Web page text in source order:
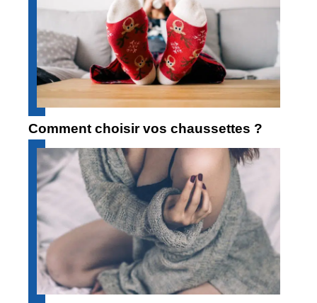
Comment choisir vos chaussettes ?